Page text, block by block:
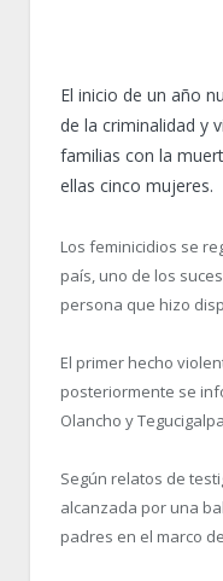
El inicio de un año
de la criminalidad y
familias con la
ellas cinco mujeres.
Los feminicidios se
país, uno de los
persona que hizo
El primer hecho
posteriormente se
Olancho y
Según relatos de
alcanzada por una
padres en el marco